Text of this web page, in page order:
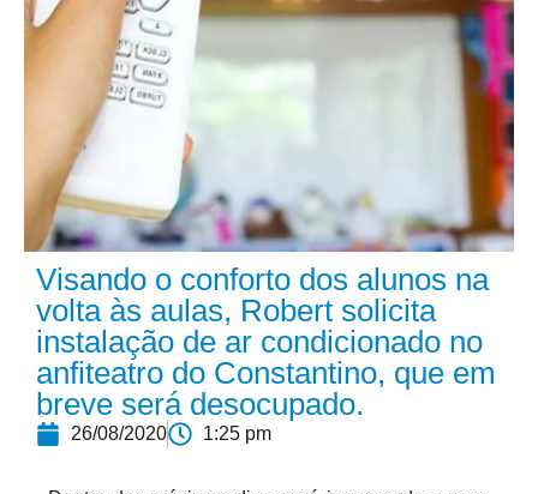
Visando o conforto dos alunos na
volta às aulas, Robert solicita
instalação de ar condicionado no
anfiteatro do Constantino, que em
breve será desocupado.
26/08/2020 1:25 pm